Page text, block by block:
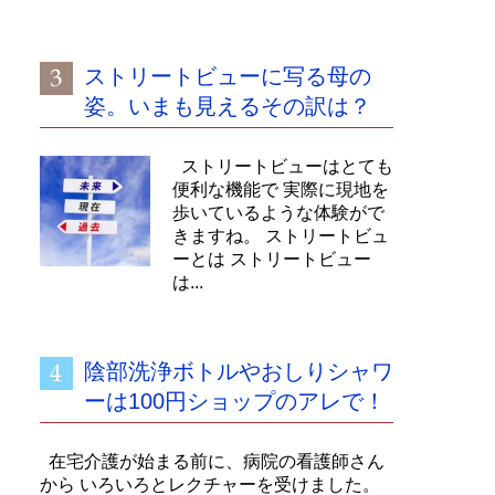
ストリートビューに写る母の
姿。いまも見えるその訳は？
ストリートビューはとても
便利な機能で 実際に現地を
歩いているような体験がで
きますね。 ストリートビュ
ーとは ストリートビュー
は...
陰部洗浄ボトルやおしりシャワ
ーは100円ショップのアレで！
在宅介護が始まる前に、病院の看護師さん
から いろいろとレクチャーを受けました。